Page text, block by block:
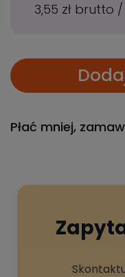
3,55 zł brutto /
Płać mniej,